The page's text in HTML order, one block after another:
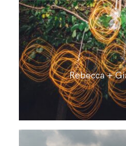
Rebecca +